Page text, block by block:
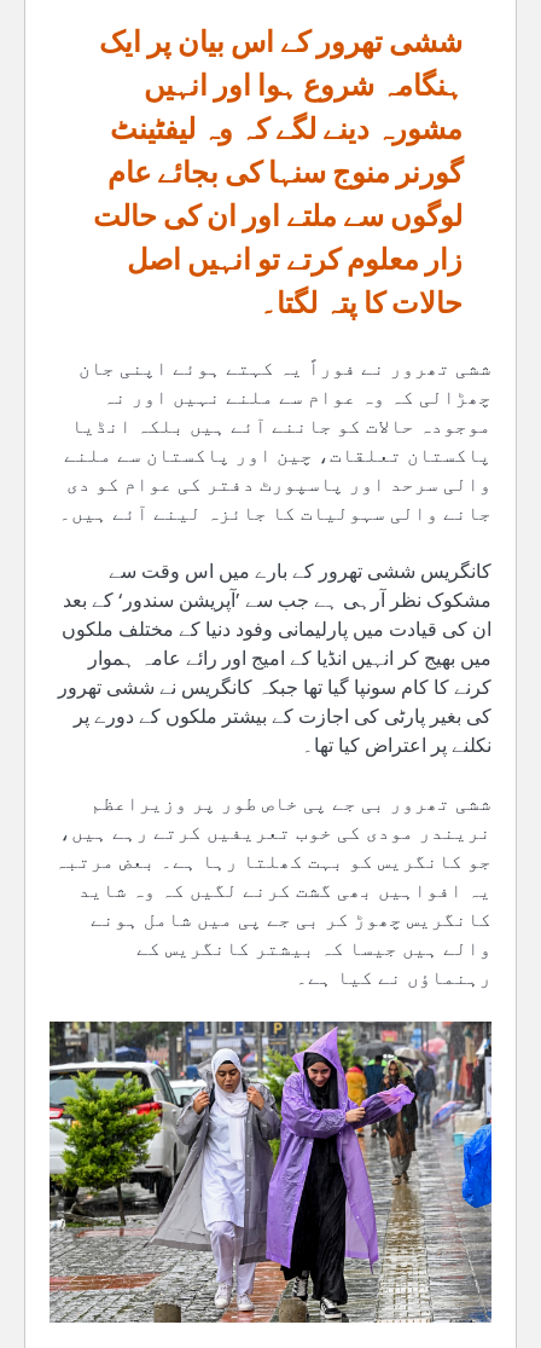
ششی تھرور کے اس بیان پر ایک
ہنگامہ شروع ہوا اور انہیں
مشورہ دینے لگے کہ وہ لیفٹینٹ
گورنر منوج سنہا کی بجائے عام
لوگوں سے ملتے اور ان کی حالت
زار معلوم کرتے تو انہیں اصل
حالات کا پتہ لگتا۔
ششی تھرور نے فوراً یہ کہتے ہوئے اپنی جان
چھڑالی کہ وہ عوام سے ملنے نہیں اور نہ
موجودہ حالات کو جاننے آئے ہیں بلکہ انڈیا
پاکستان تعلقات، چین اور پاکستان سے ملنے
والی سرحد اور پاسپورٹ دفتر کی عوام کو دی
جانے والی سہولیات کا جائزہ لینے آئے ہیں۔
کانگریس ششی تھرور کے بارے میں اس وقت سے
مشکوک نظر آرہی ہے جب سے ’آپریشن سندور‘ کے بعد
ان کی قیادت میں پارلیمانی وفود دنیا کے مختلف ملکوں
میں بھیج کر انہیں انڈیا کے امیج اور رائے عامہ ہموار
کرنے کا کام سونپا گیا تھا جبکہ کانگریس نے ششی تھرور
کی بغیر پارٹی کی اجازت کے بیشتر ملکوں کے دورے پر
نکلنے پر اعتراض کیا تھا۔
ششی تھرور بی جے پی خاص طور پر وزیراعظم
نریندر مودی کی خوب تعریفیں کرتے رہے ہیں،
جو کانگریس کو بہت کھلتا رہا ہے۔ بعض مرتبہ
یہ افواہیں بھی گشت کرنے لگیں کہ وہ شاید
کانگریس چھوڑ کر بی جے پی میں شامل ہونے
والے ہیں جیسا کہ بیشتر کانگریس کے
رہنماؤں نے کیا ہے۔